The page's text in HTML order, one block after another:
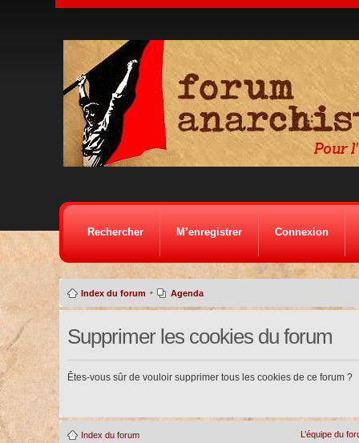
Rechercher M’enregistrer Connexion
Index du forum • Agenda
Supprimer les cookies du forum
Êtes-vous sûr de vouloir supprimer tous les cookies de ce forum ?
Index du forum L’équipe du